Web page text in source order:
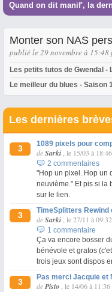
Quand on dit manif', la
Monter son NAS
publié le 29 novembre à 15:48
Les petits tutos de Gwendal -
Le meilleur du blues - Saison
Les dernières
3 1089 pixels pour
deSarki , le 15/03 à 18:46
2 commentaires
"Hop un pixel. Hop un
neuvième." Et pis si la
sur le lien.
3 TimeSplitters Rewind
deSarki , le 27/11 à 09:32
1 commentaire
Ça va encore bosser
bénévole et gratos
trois jeux sont dispos
3 Pas merci Jacquie et
dePisto , le 14/06 à 11:36